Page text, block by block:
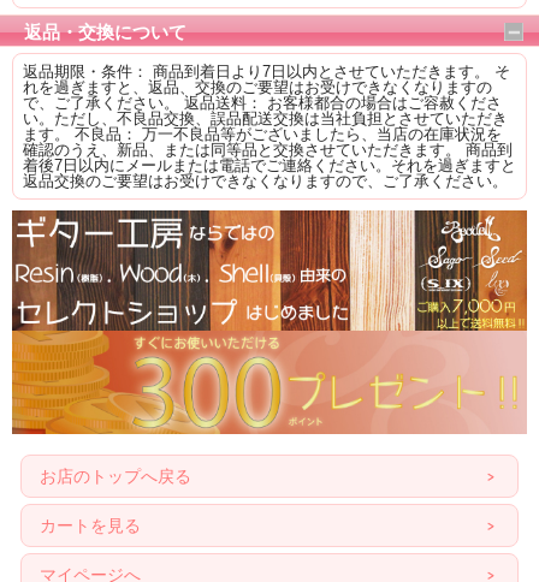
返品・交換について
返品期限・条件： 商品到着日より7日以内とさせていただきます。 そ
れを過ぎますと、返品、交換のご要望はお受けできなくなりますの
で、ご了承ください。 返品送料： お客様都合の場合はご容赦くださ
い。ただし、不良品交換、誤品配送交換は当社負担とさせていただき
ます。 不良品： 万一不良品等がございましたら、当店の在庫状況を
確認のうえ、新品、または同等品と交換させていただきます。 商品到
着後7日以内にメールまたは電話でご連絡ください。それを過ぎますと
返品交換のご要望はお受けできなくなりますので、ご了承ください。
お店のトップへ戻る
カートを見る
マイページへ